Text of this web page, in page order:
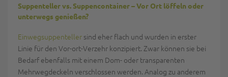
Suppenteller vs. Suppencontainer – Vor Ort löffeln oder
unterwegs genießen?
Einwegsuppenteller sind eher flach und wurden in erster
Linie für den Vor-ort-Verzehr konzipiert. Zwar können sie bei
Bedarf ebenfalls mit einem Dom- oder transparenten
Mehrwegdeckeln verschlossen werden. Analog zu anderem